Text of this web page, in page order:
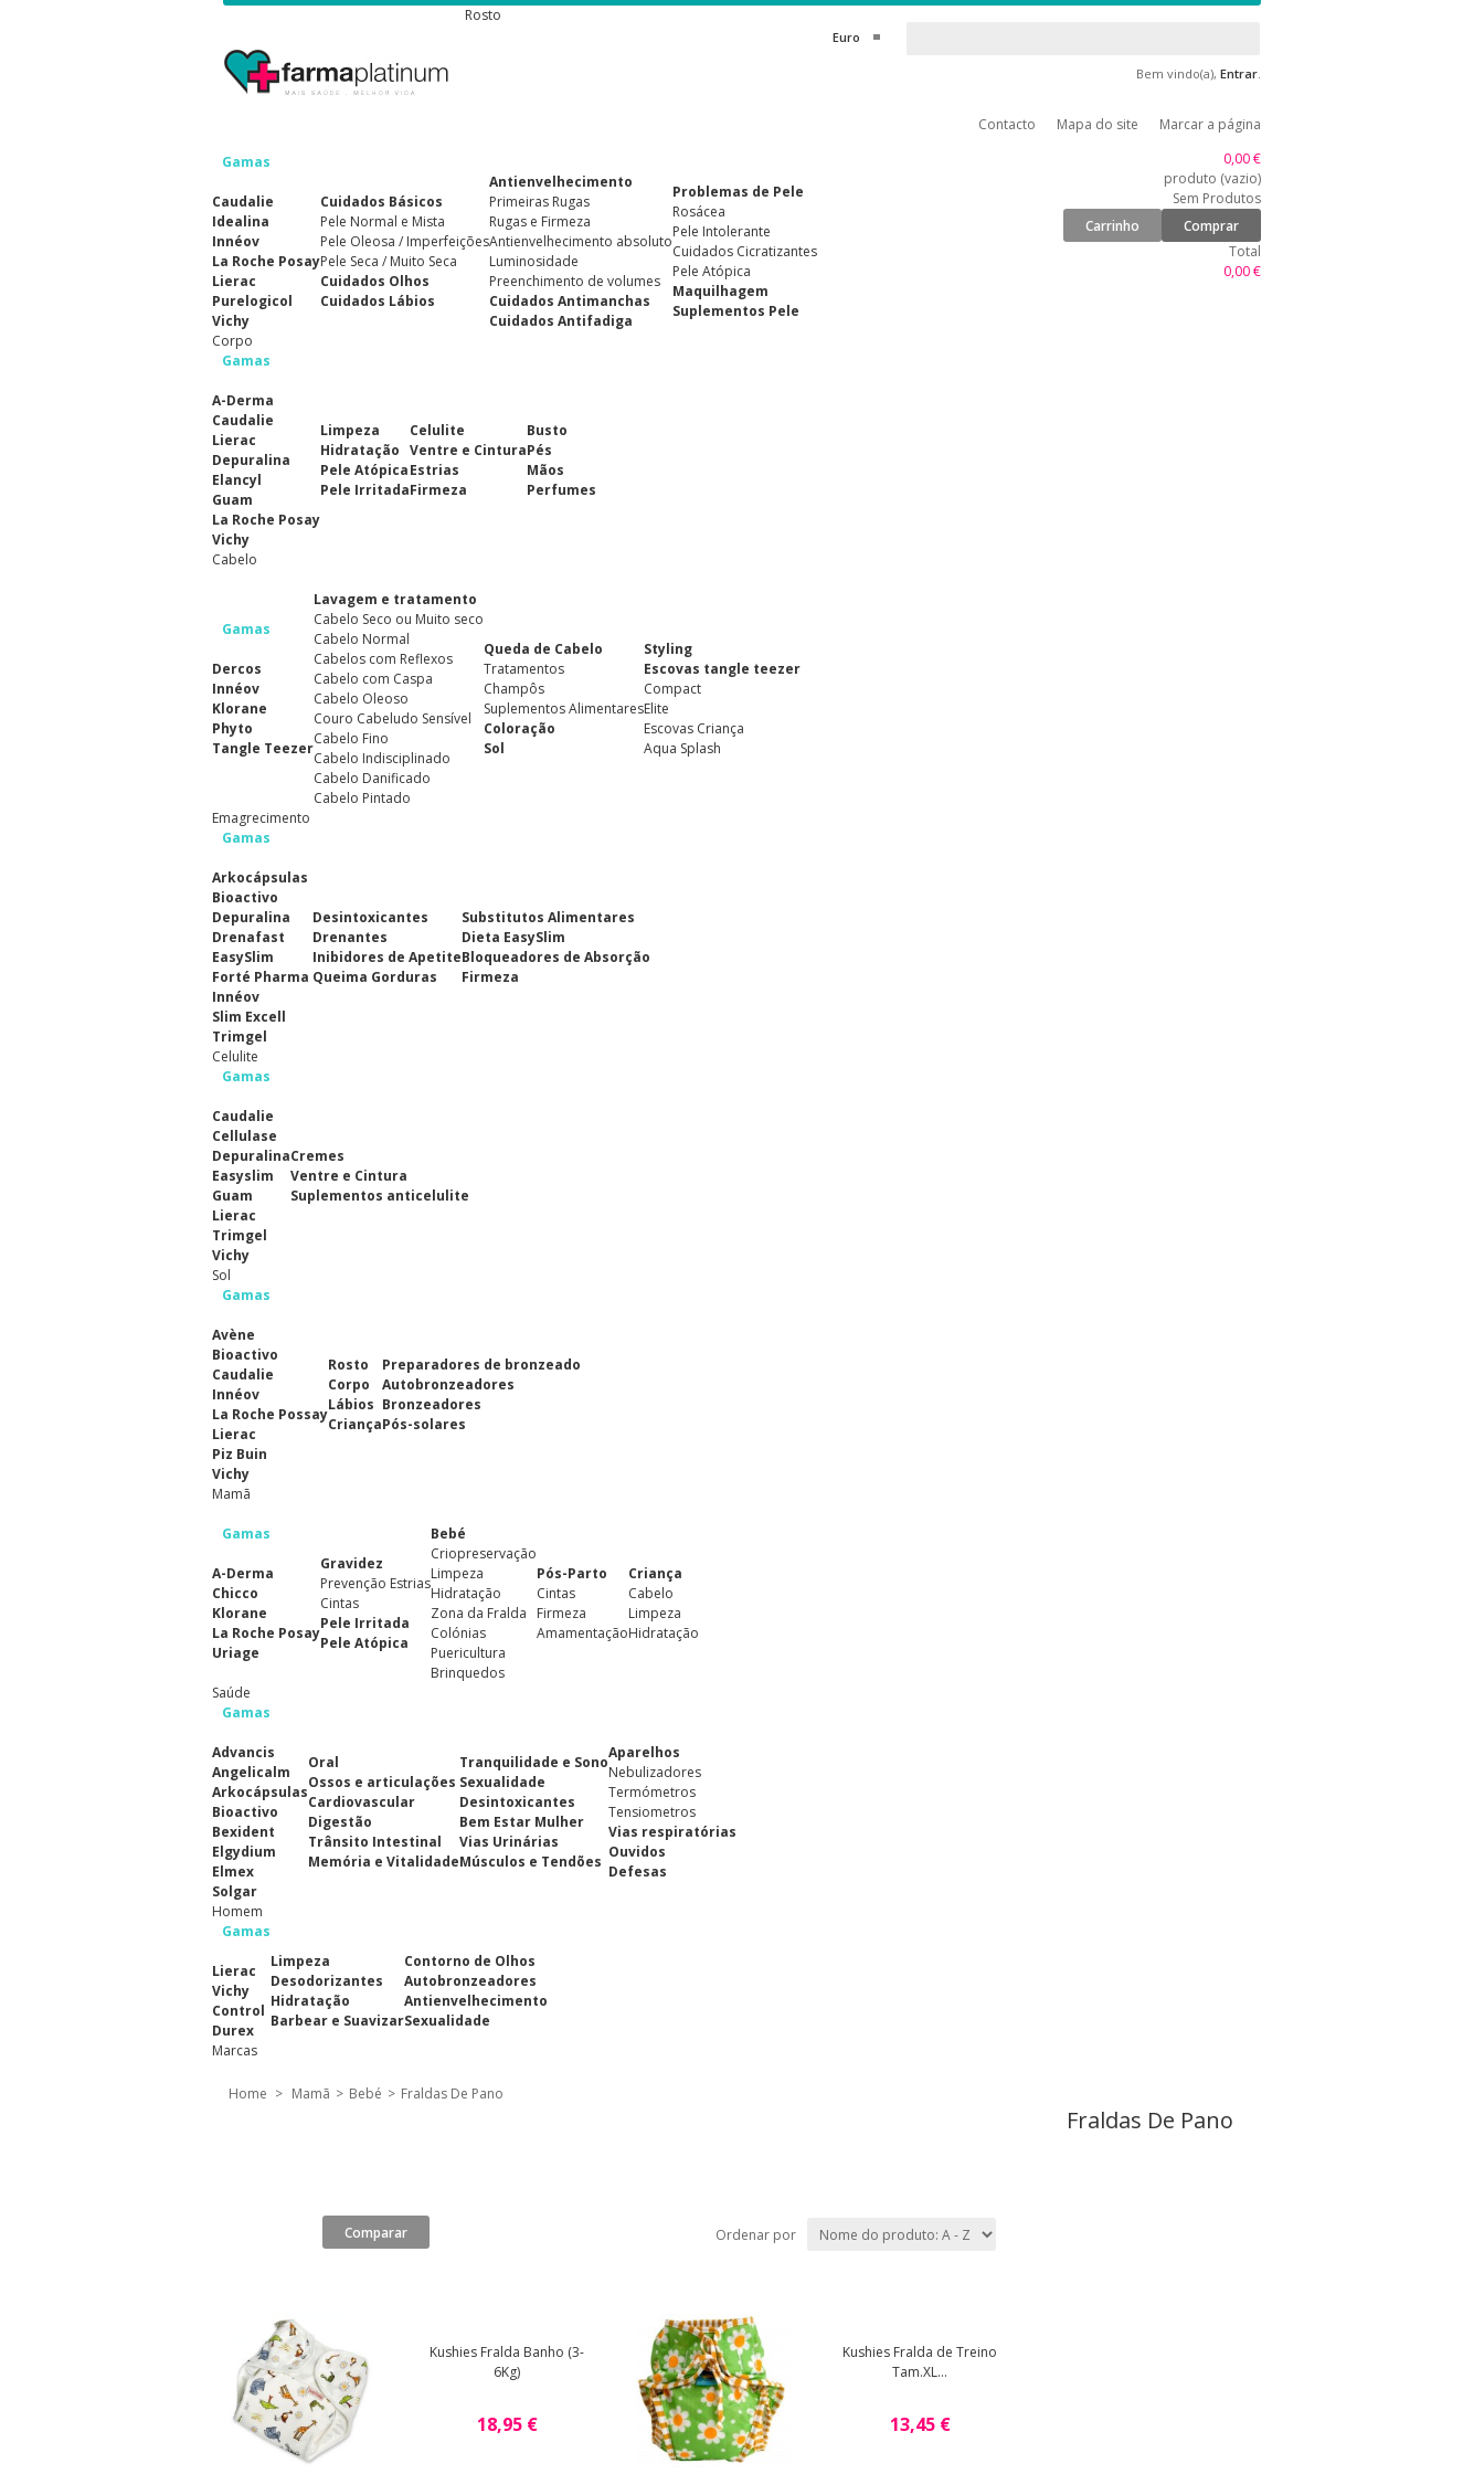
Euro
Bem vindo(a), Entrar.
Contacto Mapa do site
Marcar a página
0,00 €
produto (vazio)
Sem Produtos
Carrinho
Comprar
Total
0,00 €
Rosto
Gamas
Caudalie
Idealina
Innéov
La Roche Posay
Lierac
Purelogicol
Vichy
Cuidados Básicos
Pele Normal e Mista
Pele Oleosa / Imperfeições
Pele Seca / Muito Seca
Cuidados Olhos
Cuidados Lábios
Antienvelhecimento
Primeiras Rugas
Rugas e Firmeza
Antienvelhecimento absoluto
Luminosidade
Preenchimento de volumes
Cuidados Antimanchas
Cuidados Antifadiga
Problemas de Pele
Rosácea
Pele Intolerante
Cuidados Cicratizantes
Pele Atópica
Maquilhagem
Suplementos Pele
Corpo
Gamas
A-Derma
Caudalie
Lierac
Depuralina
Elancyl
Guam
La Roche Posay
Vichy
Limpeza
Hidratação
Pele Atópica
Pele Irritada
Celulite
Ventre e Cintura
Estrias
Firmeza
Busto
Pés
Mãos
Perfumes
Cabelo
Gamas
Dercos
Innéov
Klorane
Phyto
Tangle Teezer
Lavagem e tratamento
Cabelo Seco ou Muito seco
Cabelo Normal
Cabelos com Reflexos
Cabelo com Caspa
Cabelo Oleoso
Couro Cabeludo Sensível
Cabelo Fino
Cabelo Indisciplinado
Cabelo Danificado
Cabelo Pintado
Queda de Cabelo
Tratamentos
Champôs
Suplementos Alimentares
Coloração
Sol
Styling
Escovas tangle teezer
Compact
Elite
Escovas Criança
Aqua Splash
Emagrecimento
Gamas
Arkocápsulas
Bioactivo
Depuralina
Drenafast
EasySlim
Forté Pharma
Innéov
Slim Excell
Trimgel
Desintoxicantes
Drenantes
Inibidores de Apetite
Queima Gorduras
Substitutos Alimentares
Dieta EasySlim
Bloqueadores de Absorção
Firmeza
Celulite
Gamas
Caudalie
Cellulase
Depuralina
Easyslim
Guam
Lierac
Trimgel
Vichy
Cremes
Ventre e Cintura
Suplementos anticelulite
Sol
Gamas
Avène
Bioactivo
Caudalie
Innéov
La Roche Possay
Lierac
Piz Buin
Vichy
Rosto
Corpo
Lábios
Criança
Preparadores de bronzeado
Autobronzeadores
Bronzeadores
Pós-solares
Mamã
Gamas
A-Derma
Chicco
Klorane
La Roche Posay
Uriage
Gravidez
Prevenção Estrias
Cintas
Pele Irritada
Pele Atópica
Bebé
Criopreservação
Limpeza
Hidratação
Zona da Fralda
Colónias
Puericultura
Brinquedos
Pós-Parto
Cintas
Firmeza
Amamentação
Criança
Cabelo
Limpeza
Hidratação
Saúde
Gamas
Advancis
Angelicalm
Arkocápsulas
Bioactivo
Bexident
Elgydium
Elmex
Solgar
Oral
Ossos e articulações
Cardiovascular
Digestão
Trânsito Intestinal
Memória e Vitalidade
Tranquilidade e Sono
Sexualidade
Desintoxicantes
Bem Estar Mulher
Vias Urinárias
Músculos e Tendões
Aparelhos
Nebulizadores
Termómetros
Tensiometros
Vias respiratórias
Ouvidos
Defesas
Homem
Gamas
Lierac
Vichy
Control
Durex
Limpeza
Desodorizantes
Hidratação
Barbear e Suavizar
Contorno de Olhos
Autobronzeadores
Antienvelhecimento
Sexualidade
Marcas
Home > Mamã > Bebé > Fraldas De Pano
Fraldas De Pano
Ordenar por
Kushies Fralda Banho (3-
6Kg)
18,95 €
Kushies Fralda de Treino
Tam.XL...
13,45 €